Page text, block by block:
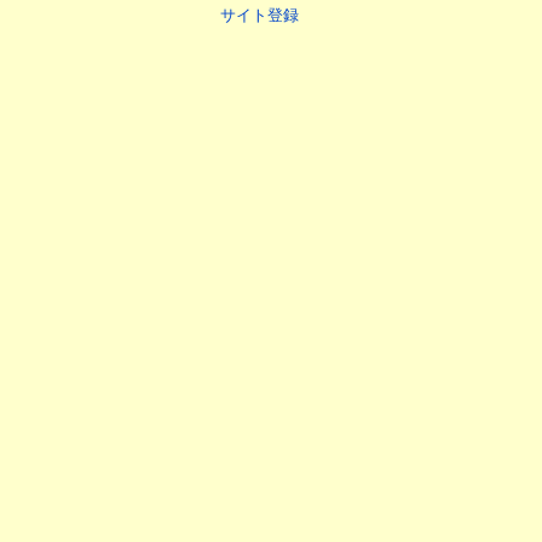
サイト登録